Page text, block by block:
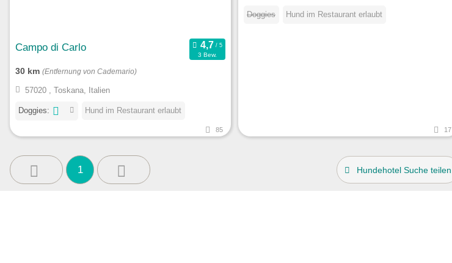
Campo di Carlo
3 Bew.
30 km (Entfernung von Cademario)
57020 , Toskana, Italien
Doggies: Hund im Restaurant erlaubt
85
Doggies Hund im Restaurant erlaubt
17
1 Hundehotel Suche teilen